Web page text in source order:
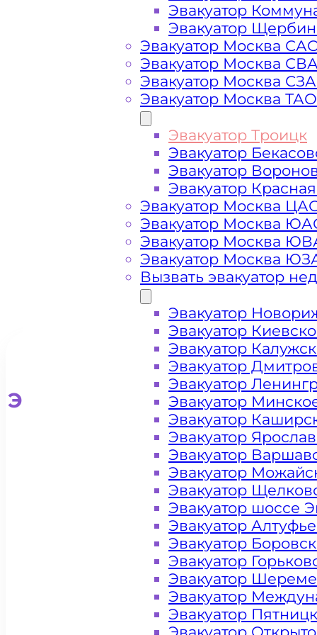
Стоимость
услуг
эвакуатора в
Троицке
Эвакуатор для легковых
Эвакуатор
Эвакуатор
Эвакуатор Москва
Эвакуатор Москва
Эвакуатор Москва
Эвакуатор Москва ТАО
Эвакуатор Троицк
Эвакуатор
Эвакуатор
Эвакуатор
Эвакуатор Москва
Эвакуатор Москва
Эвакуатор Москва
Эвакуатор Москва
Вызвать эвакуатор
Эвакуатор
Эвакуатор
Эвакуатор
Эвакуатор
Эвакуатор
Эвакуатор
Эвакуатор
Эвакуатор
Эвакуатор
Эвакуатор
Эвакуатор
Эвакуатор шоссе
Эвакуатор
Эвакуатор
Эвакуатор
Эвакуатор
Эвакуатор
Эвакуатор